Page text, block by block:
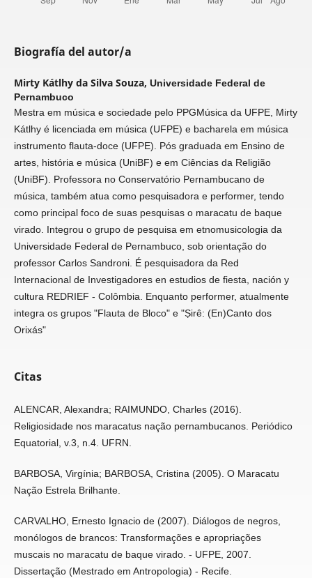
Biografía del autor/a
Mirty Kátlhy da Silva Souza, Universidade Federal de
Pernambuco
Mestra em música e sociedade pelo PPGMúsica da UFPE, Mirty
Kátlhy é licenciada em música (UFPE) e bacharela em música
instrumento flauta-doce (UFPE). Pós graduada em Ensino de
artes, história e música (UniBF) e em Ciências da Religião
(UniBF). Professora no Conservatório Pernambucano de
música, também atua como pesquisadora e performer, tendo
como principal foco de suas pesquisas o maracatu de baque
virado. Integrou o grupo de pesquisa em etnomusicologia da
Universidade Federal de Pernambuco, sob orientação do
professor Carlos Sandroni. É pesquisadora da Red
Internacional de Investigadores en estudios de fiesta, nación y
cultura REDRIEF - Colômbia. Enquanto performer, atualmente
integra os grupos "Flauta de Bloco" e "Ṣirê: (En)Canto dos
Orixás"
Citas
ALENCAR, Alexandra; RAIMUNDO, Charles (2016).
Religiosidade nos maracatus nação pernambucanos. Periódico
Equatorial, v.3, n.4. UFRN.
BARBOSA, Virgínia; BARBOSA, Cristina (2005). O Maracatu
Nação Estrela Brilhante.
CARVALHO, Ernesto Ignacio de (2007). Diálogos de negros,
monólogos de brancos: Transformações e apropriações
muscais no maracatu de baque virado. - UFPE, 2007.
Dissertação (Mestrado em Antropologia) - Recife.